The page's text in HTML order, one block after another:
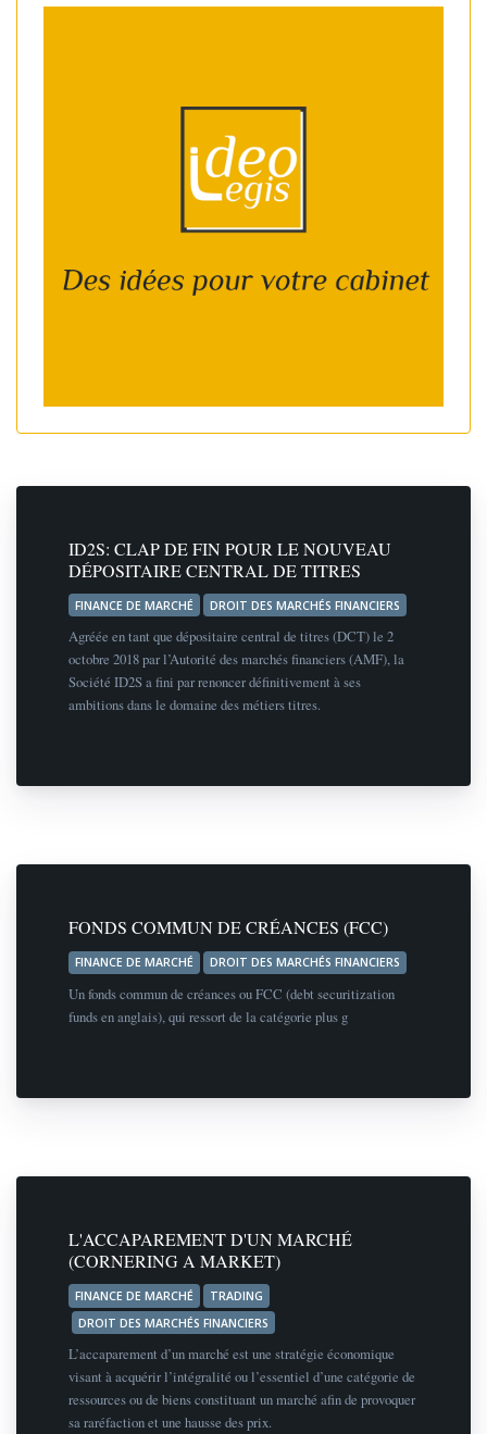
ID2S: CLAP DE FIN POUR LE NOUVEAU
DÉPOSITAIRE CENTRAL DE TITRES
FINANCE DE MARCHÉ DROIT DES MARCHÉS FINANCIERS
Agréée en tant que dépositaire central de titres (DCT) le 2
octobre 2018 par l’Autorité des marchés financiers (AMF), la
Société ID2S a fini par renoncer définitivement à ses
ambitions dans le domaine des métiers titres.
FONDS COMMUN DE CRÉANCES (FCC)
FINANCE DE MARCHÉ DROIT DES MARCHÉS FINANCIERS
Un fonds commun de créances ou FCC (debt securitization
funds en anglais), qui ressort de la catégorie plus g
L'ACCAPAREMENT D'UN MARCHÉ
(CORNERING A MARKET)
FINANCE DE MARCHÉ
TRADING
DROIT DES MARCHÉS FINANCIERS
L’accaparement d’un marché est une stratégie économique
visant à acquérir l’intégralité ou l’essentiel d’une catégorie de
ressources ou de biens constituant un marché afin de provoquer
sa raréfaction et une hausse des prix.